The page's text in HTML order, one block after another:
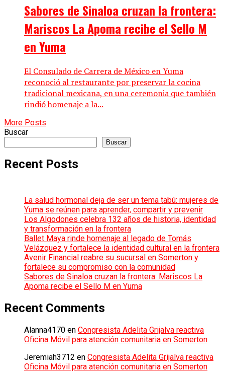
Sabores de Sinaloa cruzan la frontera:
Mariscos La Apoma recibe el Sello M
en Yuma
El Consulado de Carrera de México en Yuma
reconoció al restaurante por preservar la cocina
tradicional mexicana, en una ceremonia que también
rindió homenaje a la...
More Posts
Buscar
Buscar
Recent Posts
La salud hormonal deja de ser un tema tabú: mujeres de
Yuma se reúnen para aprender, compartir y prevenir
Los Algodones celebra 132 años de historia, identidad
y transformación en la frontera
Ballet Maya rinde homenaje al legado de Tomás
Velázquez y fortalece la identidad cultural en la frontera
Avenir Financial reabre su sucursal en Somerton y
fortalece su compromiso con la comunidad
Sabores de Sinaloa cruzan la frontera: Mariscos La
Apoma recibe el Sello M en Yuma
Recent Comments
Alanna4170 en Congresista Adelita Grijalva reactiva
Oficina Móvil para atención comunitaria en Somerton
Jeremiah3712 en Congresista Adelita Grijalva reactiva
Oficina Móvil para atención comunitaria en Somerton